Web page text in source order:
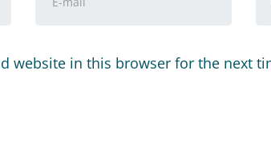
Mail-
website in this browser for the next